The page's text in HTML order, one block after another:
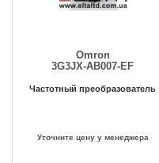
Omron
3G3JX-AB007-EF
Частотный преобразователь
Уточните цену у менеджера